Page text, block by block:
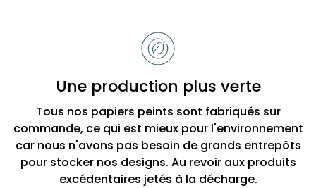
BobbiUne production plus verte
Tous nos papiers peints sont fabriqués sur
commande, ce qui est mieux pour l'environnement
car nous n'avons pas besoin de grands entrepôts
pour stocker nos designs. Au revoir aux produits
excédentaires jetés à la décharge.